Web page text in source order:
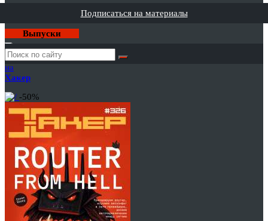
Подписаться на материалы
Выпуски
Годовая
подписка
на
Хакер
-50%